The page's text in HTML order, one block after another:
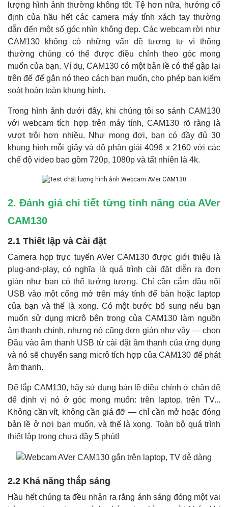
lượng hình ảnh thường không tốt. Tệ hơn nữa, hướng cố
định của hầu hết các camera máy tính xách tay thường
dẫn đến một số góc nhìn không đẹp. Các webcam rời như
CAM130 không có những vấn đề tương tự vì thông
thường chúng có thể được điều chỉnh theo góc mong
muốn của bạn. Ví dụ, CAM130 có một bản lề có thể gập lại
trên đế để gắn nó theo cách bạn muốn, cho phép bạn kiểm
soát hoàn toàn khung hình.
Trong hình ảnh dưới đây, khi chúng tôi so sánh CAM130
với webcam tích hợp trên máy tính, CAM130 rõ ràng là
vượt trội hơn nhiều. Như mong đợi, bạn có đầy đủ 30
khung hình mỗi giây và độ phân giải 4096 x 2160 với các
chế độ video bao gồm 720p, 1080p và tất nhiên là 4k.
2. Đánh giá chi tiết từng tính năng của AVer
CAM130
2.1 Thiết lập và Cài đặt
Camera họp trực tuyến AVer CAM130 được giới thiệu là
plug-and-play, có nghĩa là quá trình cài đặt diễn ra đơn
giản như bạn có thể tưởng tượng. Chỉ cần cắm đầu nối
USB vào một cổng mở trên máy tính để bàn hoặc laptop
của bạn và thế là xong. Có một bước bổ sung nếu bạn
muốn sử dụng micrô bên trong của CAM130 làm nguồn
âm thanh chính, nhưng nó cũng đơn giản như vậy — chọn
Đầu vào âm thanh USB từ cài đặt âm thanh của ứng dụng
và nó sẽ chuyển sang micrô tích hợp của CAM130 để phát
âm thanh.
Để lắp CAM130, hãy sử dụng bản lề điều chỉnh ở chân đế
để định vị nó ở góc mong muốn: trên laptop, trên TV...
Không cần vít, không cần giá đỡ — chỉ cần mở hoặc đóng
bản lề ở nơi bạn muốn, và thế là xong. Toàn bộ quá trình
thiết lập trong chưa đầy 5 phút!
2.2 Khả năng thắp sáng
Hầu hết chúng ta đều nhận ra rằng ánh sáng đóng một vai